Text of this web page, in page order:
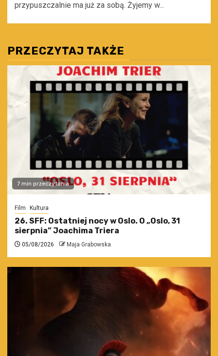
przypuszczalnie ma już za sobą. Żyjemy w...
PRZECZYTAJ TAKŻE
7 min przeczytania
Film Kultura
26. SFF: Ostatniej nocy w Oslo. O „Oslo, 31
sierpnia” Joachima Triera
05/08/2026 Maja Grabowska